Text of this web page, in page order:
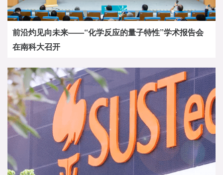
前沿灼见向未来——“化学反应的量子特性”学术报告会
在南科大召开